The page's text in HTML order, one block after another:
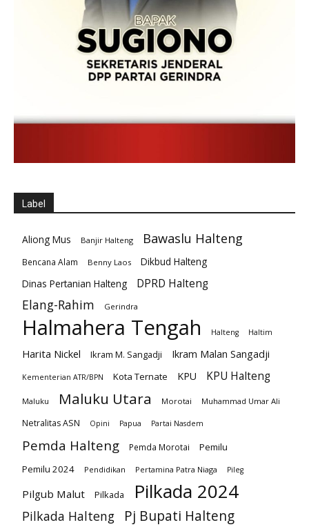
Label
Aliong Mus Banjir Halteng Bawaslu Halteng
Bencana Alam Benny Laos
Dikbud Halteng
Dinas Pertanian Halteng
DPRD Halteng
Elang-Rahim Gerindra
Halmahera Tengah Halteng Haltim
Harita Nickel Ikram M. Sangadji Ikram Malan Sangadji
Kementerian ATR/BPN Kota Ternate KPU KPU Halteng
Maluku Maluku Utara Morotai Muhammad Umar Ali
Netralitas ASN Opini Papua Partai Nasdem
Pemda Halteng Pemda Morotai
Pemilu
Pemilu 2024
Pendidikan Pertamina Patra Niaga Pileg
Pilgub Malut Pilkada Pilkada 2024
Pilkada Halteng Pj Bupati Halteng